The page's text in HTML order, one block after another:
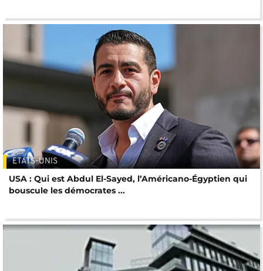
ETATS-UNIS
USA : Qui est Abdul El-Sayed, l’Américano-Égyptien qui
bouscule les démocrates ...